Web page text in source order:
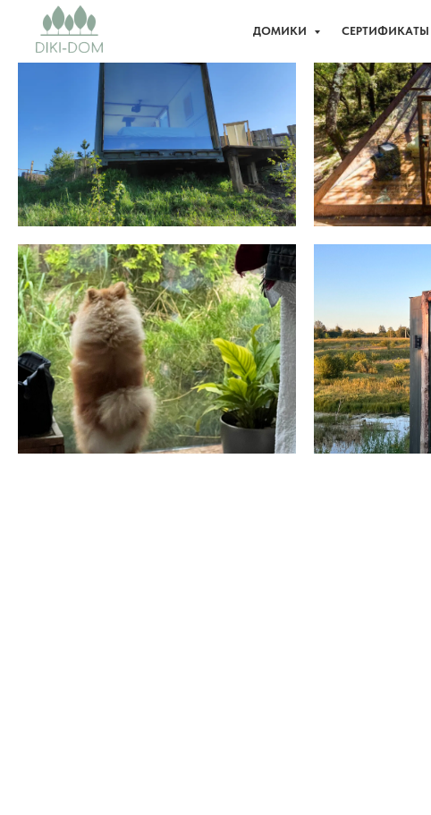
ДОМИКИ СЕРТИФИКАТЫ